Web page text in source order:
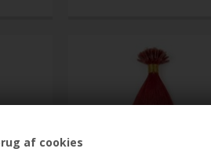
af cookies